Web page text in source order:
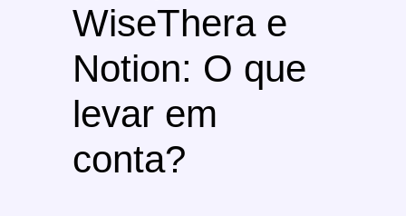
WiseThera e
Notion: O que
levar em
conta?